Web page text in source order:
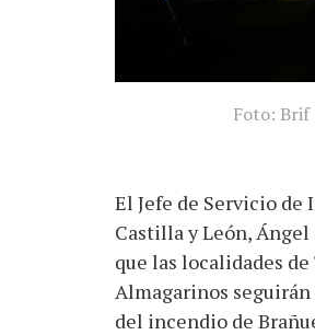
Foto: Brif
El Jefe de Servicio de
Castilla y León,
que las localidades
Almagarinos
del incendio de